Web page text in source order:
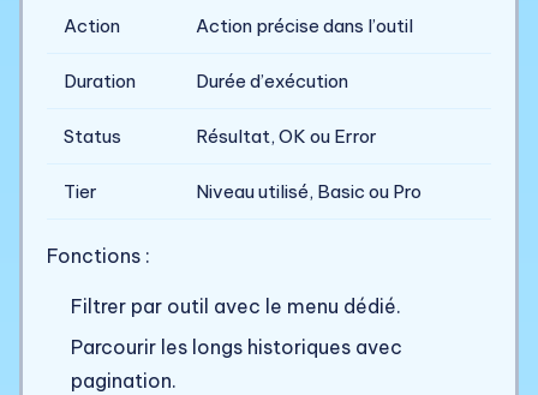
Action Action précise dans l’outil
Duration Durée d’exécution
Status Résultat, OK ou Error
Tier Niveau utilisé, Basic ou Pro
Fonctions :
Filtrer par outil avec le menu dédié.
Parcourir les longs historiques avec
pagination.